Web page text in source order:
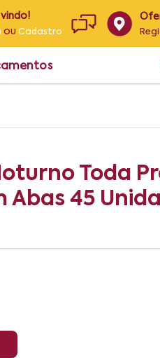
ouCadastro
Toda
Abas 45